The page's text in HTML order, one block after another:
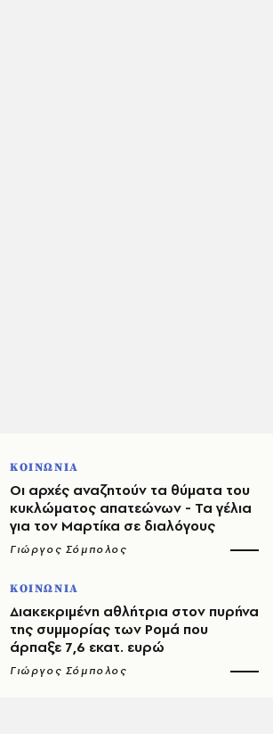
ΚΟΙΝΩΝΙΑ
Οι αρχές αναζητούν τα θύματα του
κυκλώματος απατεώνων - Τα γέλια
για τον Μαρτίκα σε διαλόγους
Γιώργος Σόμπολος
ΚΟΙΝΩΝΙΑ
Διακεκριμένη αθλήτρια στον πυρήνα
της συμμορίας των Ρομά που
άρπαξε 7,6 εκατ. ευρώ
Γιώργος Σόμπολος